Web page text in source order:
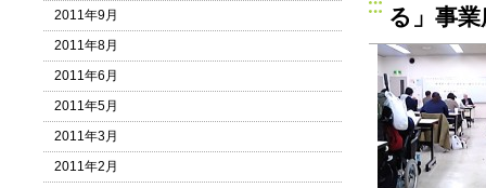
る」事
2011年9月
2011年8月
2011年6月
2011年5月
2011年3月
2011年2月